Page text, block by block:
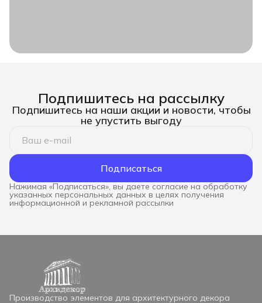
Подпишитесь на рассылку
Подпишитесь на наши акции и новости, чтобы
не упустить выгоду
Подписаться
Нажимая «Подписаться», вы даете согласие на обработку
указанных персональных данных в целях получения
информационной и рекламной рассылки
Производство элементов для архитектурного декора